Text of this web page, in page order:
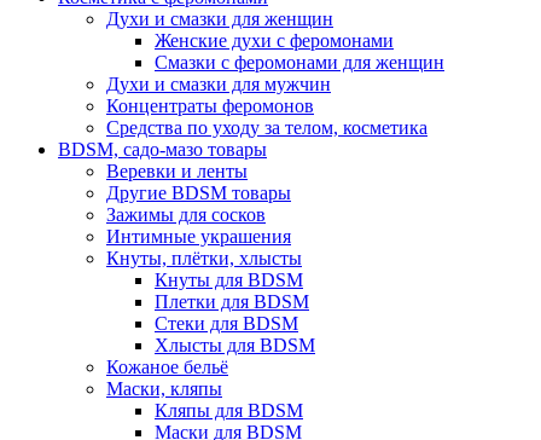
Духи и смазки для женщин
Женские духи с феромонами
Смазки с феромонами для женщин
Духи и смазки для мужчин
Концентраты феромонов
Средства по уходу за телом, косметика
BDSM, садо-мазо товары
Веревки и ленты
Другие BDSM товары
Зажимы для сосков
Интимные украшения
Кнуты, плётки, хлысты
Кнуты для BDSM
Плетки для BDSM
Стеки для BDSM
Хлысты для BDSM
Кожаное бельё
Маски, кляпы
Кляпы для BDSM
Маски для BDSM